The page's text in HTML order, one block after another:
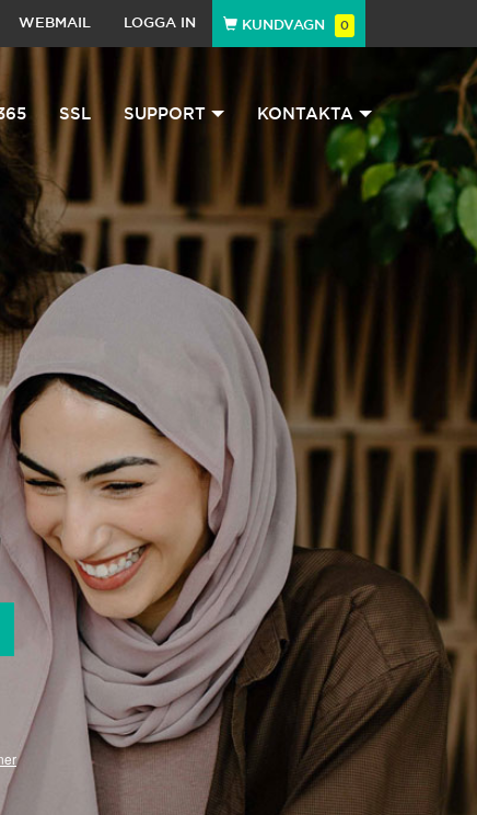
WEBMAIL LOGGA IN KUNDVAGN 0
SSL SUPPORT KONTAKTA